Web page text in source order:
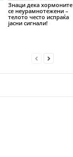
Знаци дека хормоните
се неурамнотежени –
телото често испраќа
јасни сигнали!